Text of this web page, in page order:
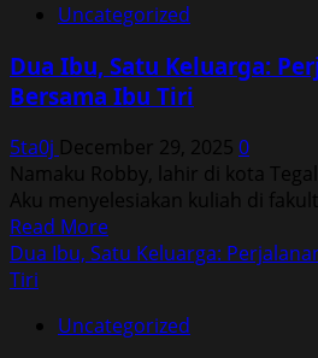
Ibu,
Keluarga:
Perjalanan
Bersama
Ibu
Tiri
Uncategorized
Dua Ibu, Satu Keluarga:
Bersama Ibu Tiri
5ta0j December 29, 2025 0
Namaku Robby, lahir di kota
Aku menyelesiakan kuliah di
Read MoreRead
more
Ibu,
Dua Ibu, Satu Keluarga:
Tiri
Uncategorized